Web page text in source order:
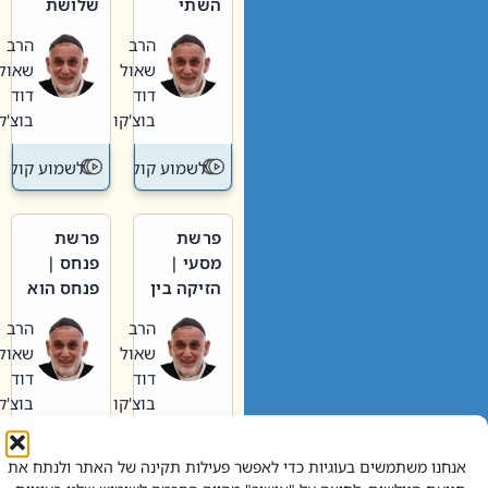
אנחנו משתמשים בעוגיות כדי לאפשר פעילות תקינה של האתר ולנתח את
וערב של
חיינו
הרב
שאול
דוד
בוצ'קו
לשמוע קול תורה – מדרש
האבות
הרב
שאול
דוד
בוצ'קו
לשמוע קול
פרשת
מסעי |
הזיקה בין
הגדול לעם הרב
שאול
דוד
בוצ'קו
לשמוע קול תורה – מדרש
פרשת
פנחס |
פנחס הוא
אליהו: בין
קנאות
הורסת
לקנאות
בונה
הרב
שאול
דוד
בוצ'קו
לשמוע קול